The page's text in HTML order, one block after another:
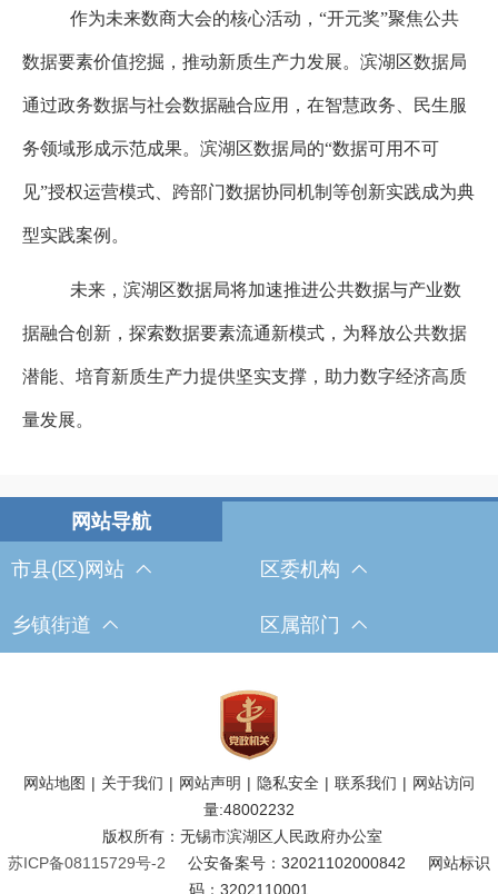
作为未来数商大会的核心活动， “开元奖”聚焦公共
数据要素价值挖掘，推动新质生产力发展。滨湖区数据局
通过政务数据与社会数据融合应用，在智慧政务、民生服
务领域形成示范成果。滨湖区数据局的“数据可用不可
见”授权运营模式、跨部门数据协同机制等创新实践成为典
型实践案例。
未来，滨湖区数据局将加速推进公共数据与产业数
据融合创新，探索数据要素流通新模式，为释放公共数据
潜能、培育新质生产力提供坚实支撑，助力数字经济高质
量发展。
市县(区)网站 区委机构
乡镇街道 区属部门
网站地图 | 关于我们 | 网站声明 | 隐私安全 | 联系我们 | 网站访问
量:48002232
版权所有：无锡市滨湖区人民政府办公室
苏ICP备08115729号-2
公安备案号：32021102000842
网站标识
码：3202110001